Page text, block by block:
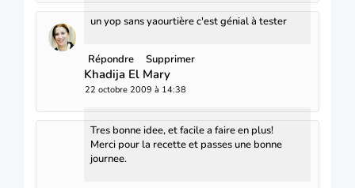
un yop sans yaourtière c'est génial à tester
Répondre Supprimer
Khadija El Mary
22 octobre 2009 à 14:38
Tres bonne idee, et facile a faire en plus!
Merci pour la recette et passes une bonne
journee.